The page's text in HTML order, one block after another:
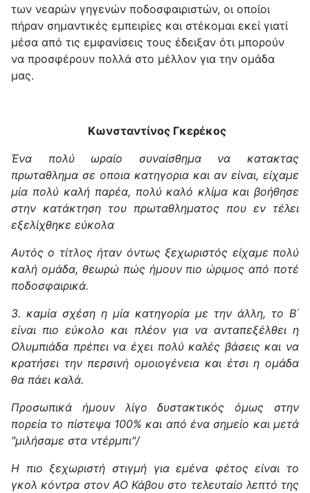
των νεαρών γηγενών ποδοσφαιριστών, οι οποίοι
πήραν σημαντικές εμπειρίες και στέκομαι εκεί γιατί
μέσα από τις εμφανίσεις τους έδειξαν ότι μπορούν
να προσφέρουν πολλά στο μέλλον για την ομάδα
μας.
Κωνσταντίνος Γκερέκος
Ένα πολύ ωραίο συναίσθημα να κατακτας
πρωταθλημα σε οποια κατηγορια και αν είναι, είχαμε
μία πολύ καλή παρέα, πολύ καλό κλίμα και βοήθησε
στην κατάκτηση του πρωταθληματος που εν τέλει
εξελίχθηκε εύκολα
Αυτός ο τίτλος ήταν όντως ξεχωριστός είχαμε πολύ
καλή ομάδα, θεωρώ πώς ήμουν πιο ώριμος από ποτέ
ποδοσφαιρικά.
3. καμία σχέση η μία κατηγορία με την άλλη, το Β΄
είναι πιο εύκολο και πλέον για να ανταπεξέλθει η
Ολυμπιάδα πρέπει να έχει πολύ καλές βάσεις και να
κρατήσει την περσινή ομοιογένεια και έτσι η ομάδα
θα πάει καλά.
Προσωπικά ήμουν λίγο δυστακτικός όμως στην
πορεία το πίστεψα 100% και από ένα σημείο και μετά
"μιλήσαμε στα ντέρμπι"/
Η πιο ξεχωριστή στιγμή για εμένα φέτος είναι το
γκολ κόντρα στον ΑΟ Κάβου στο τελευταίο λεπτό της